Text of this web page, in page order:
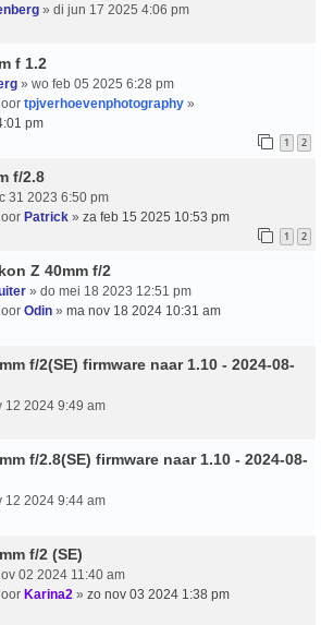
» di jun 17 2025 4:06 pm
f 1.2
» wo feb 05 2025 6:28 pm
tpjverhoevenphotography »
pm
1 2
f/2.8
31 2023 6:50 pm
Patrick » za feb 15 2025 10:53 pm
1 2
Z 40mm f/2
» do mei 18 2023 12:51 pm
Odin » ma nov 18 2024 10:31 am
f/2(SE) firmware naar 1.10 - 2024-08-
12 2024 9:49 am
f/2.8(SE) firmware naar 1.10 - 2024-08-
12 2024 9:44 am
f/2 (SE)
02 2024 11:40 am
Karina2 » zo nov 03 2024 1:38 pm